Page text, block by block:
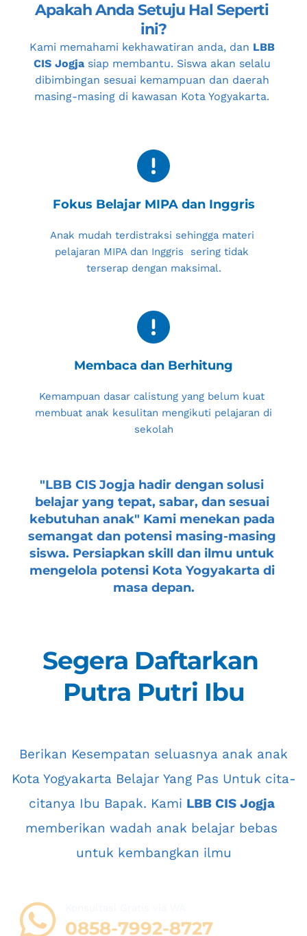
Apakah Anda Setuju Hal Seperti
ini?
Kami memahami kekhawatiran anda, dan LBB
CIS Jogja siap membantu. Siswa akan selalu
dibimbingan sesuai kemampuan dan daerah
masing-masing di kawasan Kota Yogyakarta.
Fokus Belajar MIPA dan Inggris
Anak mudah terdistraksi sehingga materi
pelajaran MIPA dan Inggris  sering tidak
terserap dengan maksimal.
Membaca dan Berhitung
Kemampuan dasar calistung yang belum kuat
membuat anak kesulitan mengikuti pelajaran di
sekolah
"LBB CIS Jogja hadir dengan solusi
belajar yang tepat, sabar, dan sesuai
kebutuhan anak" Kami menekan pada
semangat dan potensi masing-masing
siswa. Persiapkan skill dan ilmu untuk
mengelola potensi Kota Yogyakarta di
masa depan.
Segera Daftarkan
Putra Putri Ibu
Kota Yogyakarta Belajar Yang Pas Untuk cita-
citanya Ibu Bapak. Kami LBB CIS Jogja
memberikan wadah anak belajar bebas
untuk kembangkan ilmu
0858-7992-8727